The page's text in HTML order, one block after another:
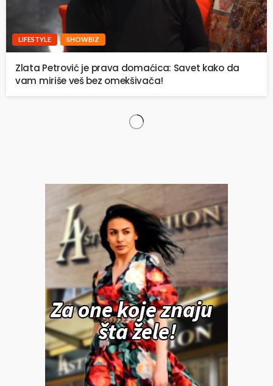
LIFESTYLE SHOWBIZ
Zlata Petrović je prava domaćica: Savet kako da
vam miriše veš bez omekšivača!